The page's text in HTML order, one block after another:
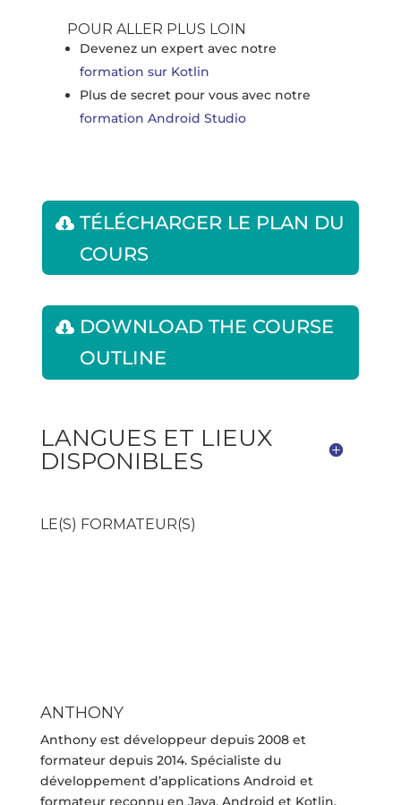
POUR ALLER PLUS LOIN
Devenez un expert avec notre
formation sur Kotlin
Plus de secret pour vous avec notre
formation Android Studio
TÉLÉCHARGER LE PLAN DU
COURS
DOWNLOAD THE COURSE
OUTLINE
LANGUES ET LIEUX
DISPONIBLES
LE(S) FORMATEUR(S)
ANTHONY
Anthony est développeur depuis 2008 et
formateur depuis 2014. Spécialiste du
développement d’applications Android et
formateur reconnu en Java, Android et Kotlin.